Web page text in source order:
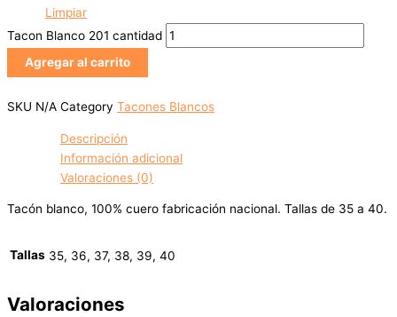
Limpiar
Tacon Blanco 201 cantidad
Agregar al carrito
SKU N/A Category Tacones Blancos
Descripción
Información adicional
Valoraciones (0)
Tacón blanco, 100% cuero fabricación nacional. Tallas de 35 a 40.
Tallas 35, 36, 37, 38, 39, 40
Valoraciones